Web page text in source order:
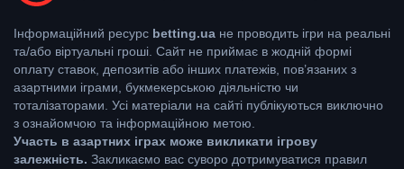
Інформаційний ресурс betting.ua не проводить ігри на реальні
та/або віртуальні гроші. Сайт не приймає в жодній формі
оплату ставок, депозитів або інших платежів, пов’язаних з
азартними іграми, букмекерською діяльністю чи
тоталізаторами. Усі матеріали на сайті публікуються виключно
з ознайомчою та інформаційною метою.
Участь в азартних іграх може викликати ігрову
залежність. Закликаємо вас суворо дотримуватися правил